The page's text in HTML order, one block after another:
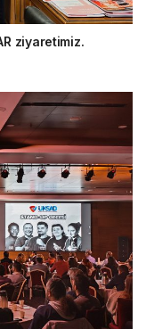
ziyaretimiz.